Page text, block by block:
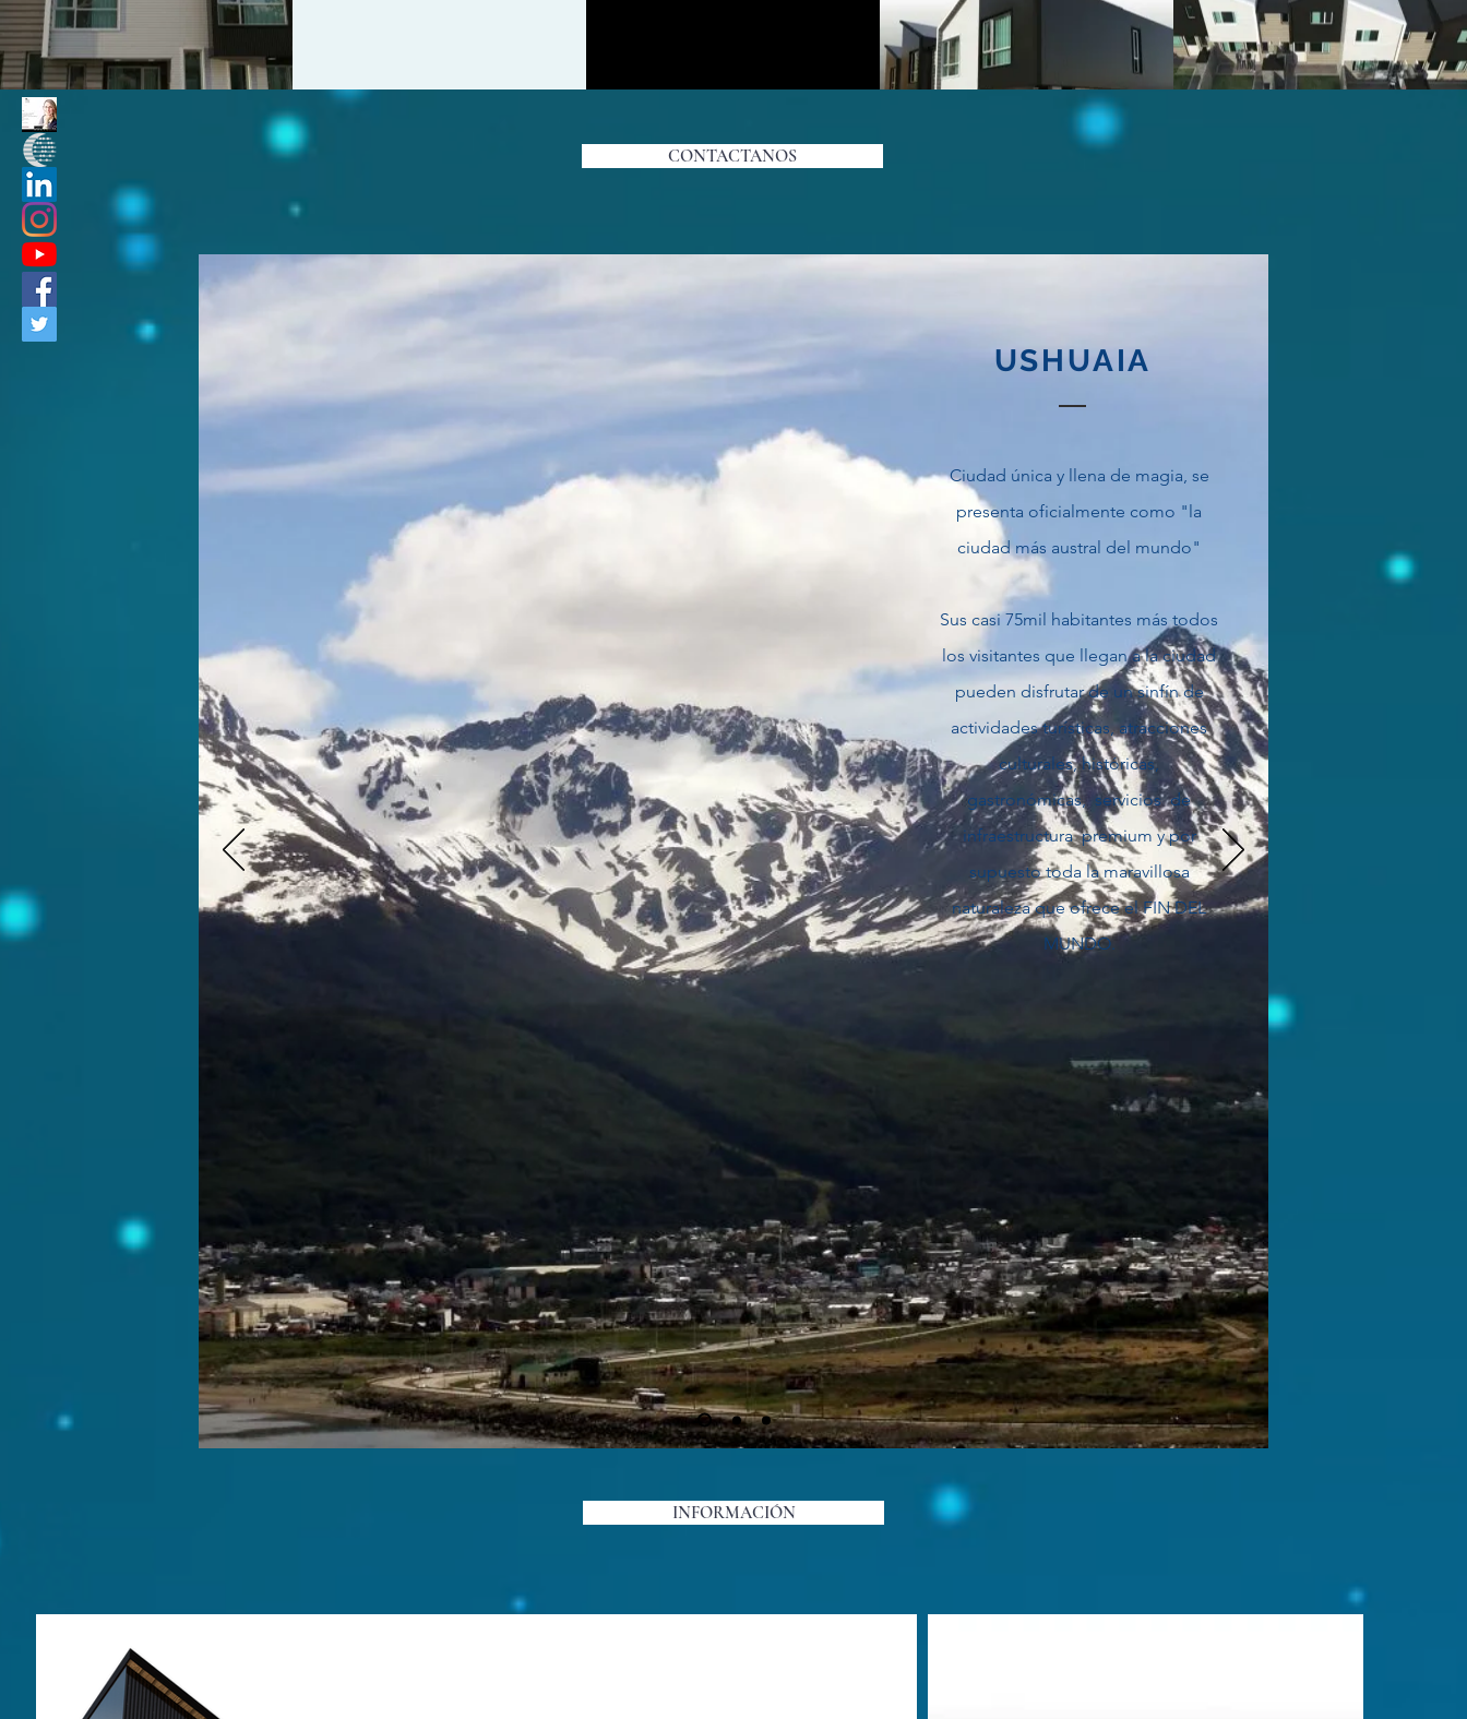
CONTACTANOS
USHUAIA
Ciudad única y llena de magia, se
presenta oficialmente como "la
ciudad más austral del mundo"
Sus casi 75mil habitantes más todos
los visitantes que llegan a la ciudad
pueden disfrutar de un sinfín de
actividades turísticas, atracciones
culturales, históricas,
gastronómicas, servicios de
infraestructura premium y por
supuesto toda la maravillosa
naturaleza que ofrece el FIN DEL
MUNDO.
INFORMACIÓN